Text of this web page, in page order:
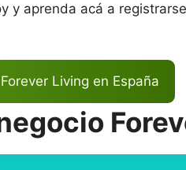
y aprenda acá a
Living en España